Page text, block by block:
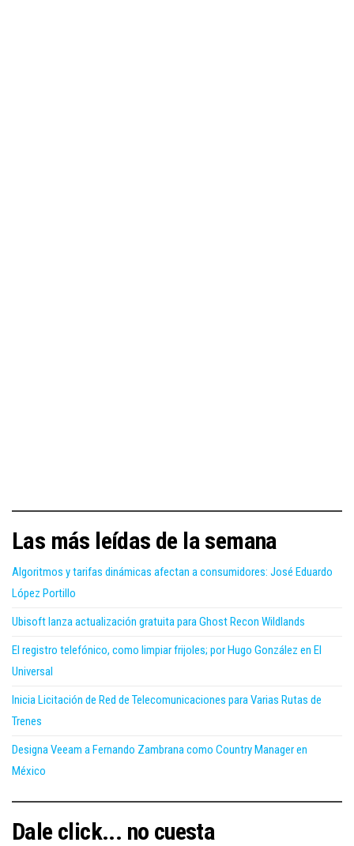
Las más leídas de la semana
Algoritmos y tarifas dinámicas afectan a consumidores: José Eduardo
López Portillo
Ubisoft lanza actualización gratuita para Ghost Recon Wildlands
El registro telefónico, como limpiar frijoles; por Hugo González en El
Universal
Inicia Licitación de Red de Telecomunicaciones para Varias Rutas de
Trenes
Designa Veeam a Fernando Zambrana como Country Manager en
México
Dale click... no cuesta